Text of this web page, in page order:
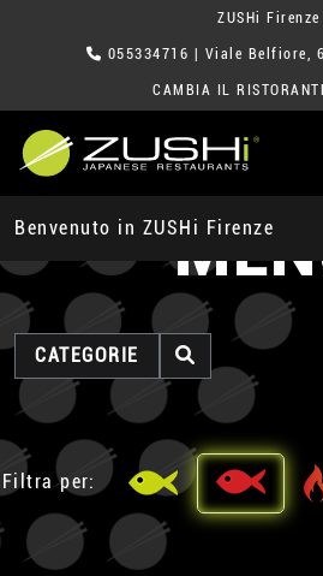
ZUSHi Firenze
055334716 | Viale Belfiore,
CAMBIA IL
Benvenuto in ZUSHi Firenze
CATEGORIE
Filtra per: